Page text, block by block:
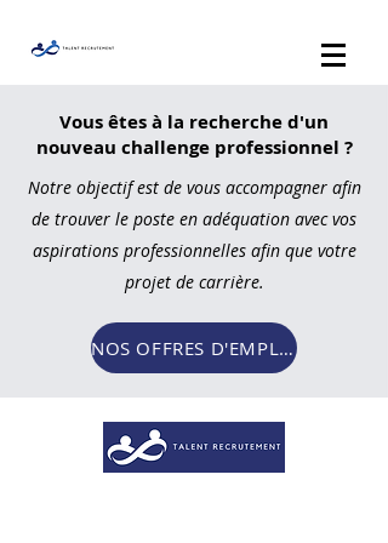
Vous êtes à la recherche d'un
nouveau challenge professionnel ?
Notre objectif est de vous accompagner afin
de trouver le poste en adéquation avec vos
aspirations professionnelles afin que votre
projet de carrière.
NOS OFFRES D'EMPLOI